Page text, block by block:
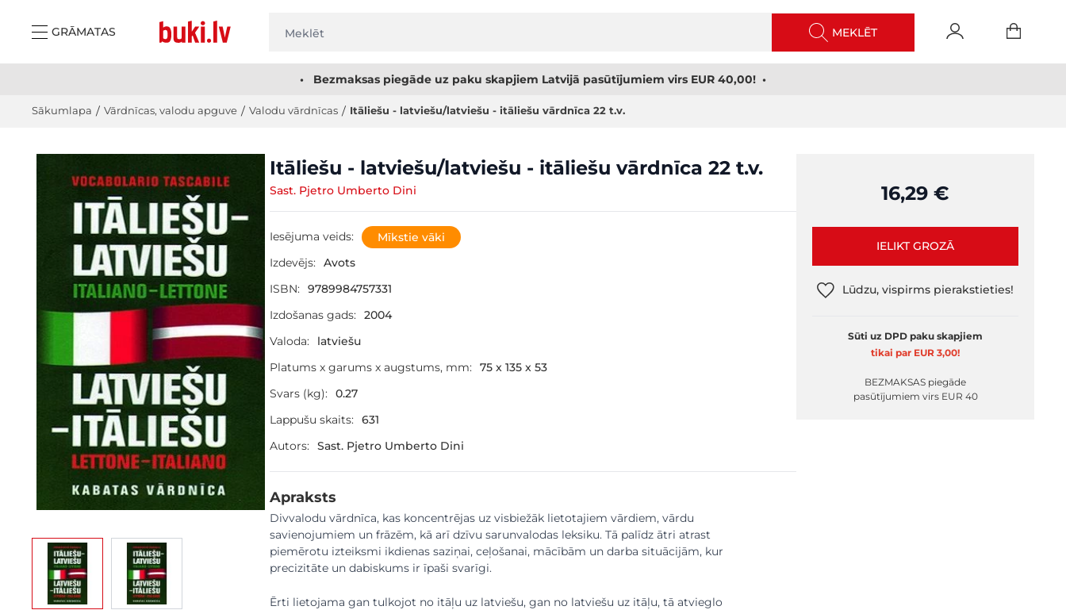
GRĀMATAS
MEKLĒT
• Bezmaksas piegāde uz paku skapjiem Latvijā pasūtījumiem virs EUR 40,00! •
Sākumlapa / Vārdnīcas, valodu apguve / Valodu vārdnīcas / Itāliešu - latviešu/latviešu - itāliešu vārdnīca 22 t.v.
View larger imageView larger image
Itāliešu - latviešu/latviešu - itāliešu vārdnīca 22 t.v.
Sast. Pjetro Umberto Dini
Iesējuma veids:
Mīkstie vāki
Izdevējs:
Avots
ISBN:
9789984757331
Izdošanas gads:
2004
Valoda:
latviešu
Platums x garums x augstums, mm:
75 x 135 x 53
Svars (kg):
0.27
Lappušu skaits:
631
Autors:
Sast. Pjetro Umberto Dini
Apraksts
Divvalodu vārdnīca, kas koncentrējas uz visbiežāk lietotajiem vārdiem, vārdu
savienojumiem un frāzēm, kā arī dzīvu sarunvalodas leksiku. Tā palīdz ātri atrast
piemērotu izteiksmi ikdienas saziņai, ceļošanai, mācībām un darba situācijām, kur
precizitāte un dabiskums ir īpaši svarīgi.
Ērti lietojama gan tulkojot no itāļu uz latviešu, gan no latviešu uz itāļu, tā atvieglo
16,29 €
IELIKT GROZĀ
Lūdzu, vispirms pierakstieties!
Sūti uz DPD paku skapjiem
tikai par EUR 3,00!
BEZMAKSAS piegāde
pasūtījumiem virs EUR 40